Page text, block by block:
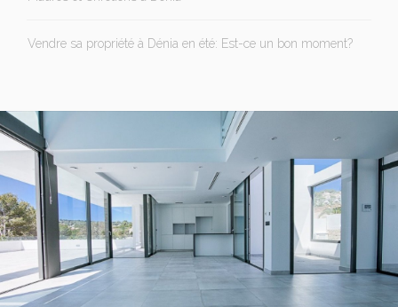
Vendre sa propriété à Dénia en été: Est-ce un bon moment?